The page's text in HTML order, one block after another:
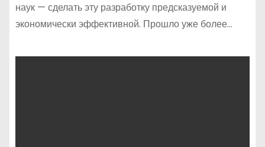
наук — сделать эту разработку предсказуемой и
экономически эффективной. Прошло уже более…